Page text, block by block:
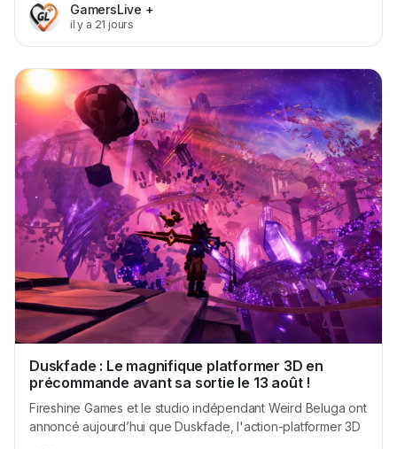
Bloomberg Tech, le PDG Ryan Cohen a minimisé
l’importance des ventes de jeux physique, affirmant
GamersLive +
il y a 21 jours
Duskfade : Le magnifique platformer 3D en
précommande avant sa sortie le 13 août !
Fireshine Games et le studio indépendant Weird Beluga ont
annoncé aujourd’hui que Duskfade, l'action-platformer 3D